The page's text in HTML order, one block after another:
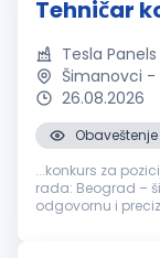
Tehničar
Tesla Panels
Šimanovci -
26.08.2026
...konkurs za
rada: Beograd –
odgovornu i